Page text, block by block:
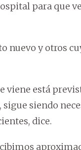
para que
nuevo y otros
viene está
siendo
dice.